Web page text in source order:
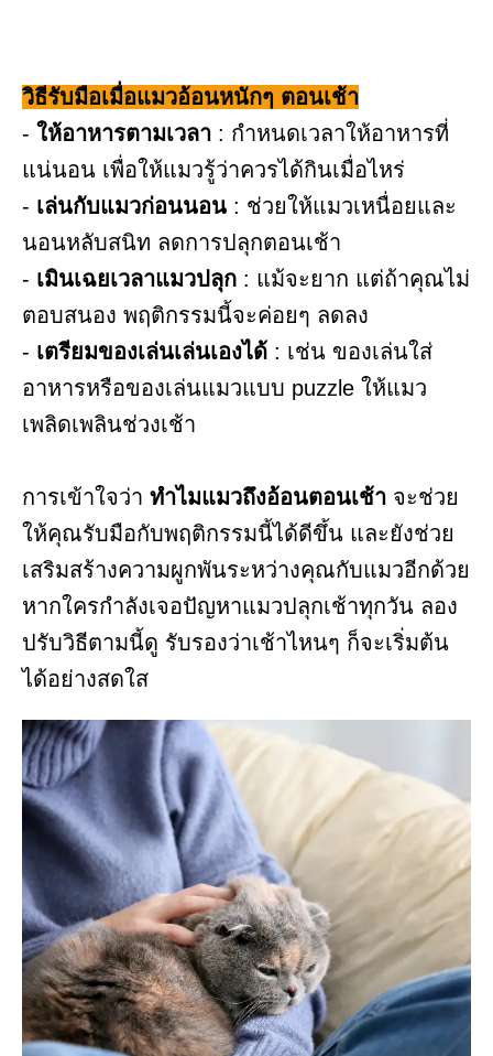
วิธีรับมือเมื่อแมวอ้อนหนักๆ ตอนเช้า
- ให้อาหารตามเวลา : กำหนดเวลาให้อาหารที่
แน่นอน เพื่อให้แมวรู้ว่าควรได้กินเมื่อไหร่
- เล่นกับแมวก่อนนอน : ช่วยให้แมวเหนื่อยและ
นอนหลับสนิท ลดการปลุกตอนเช้า
- เมินเฉยเวลาแมวปลุก : แม้จะยาก แต่ถ้าคุณไม่
ตอบสนอง พฤติกรรมนี้จะค่อยๆ ลดลง
- เตรียมของเล่นเล่นเองได้ : เช่น ของเล่นใส่
อาหารหรือของเล่นแมวแบบ puzzle ให้แมว
เพลิดเพลินช่วงเช้า
การเข้าใจว่า ทำไมแมวถึงอ้อนตอนเช้า จะช่วย
ให้คุณรับมือกับพฤติกรรมนี้ได้ดีขึ้น และยังช่วย
เสริมสร้างความผูกพันระหว่างคุณกับแมวอีกด้วย
หากใครกำลังเจอปัญหาแมวปลุกเช้าทุกวัน ลอง
ปรับวิธีตามนี้ดู รับรองว่าเช้าไหนๆ ก็จะเริ่มต้น
ได้อย่างสดใส